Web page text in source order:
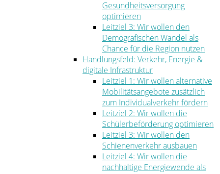
Gesundheitsversorgung
optimieren
Leitziel 3: Wir wollen den
Demografischen Wandel als
Chance für die Region nutzen
Handlungsfeld: Verkehr, Energie &
digitale Infrastruktur
Leitziel 1: Wir wollen alternative
Mobilitätsangebote zusätzlich
zum Individualverkehr fördern
Leitziel 2: Wir wollen die
Schülerbeförderung optimieren
Leitziel 3: Wir wollen den
Schienenverkehr ausbauen
Leitziel 4: Wir wollen die
nachhaltige Energiewende als